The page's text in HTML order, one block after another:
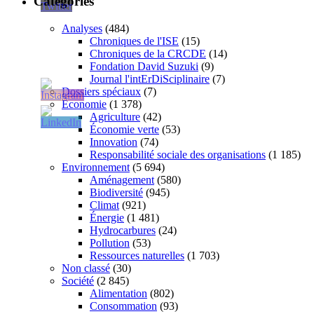
Analyses (484)
Chroniques de l'ISE (15)
Chroniques de la CRCDE (14)
Fondation David Suzuki (9)
Journal l'intErDiSciplinaire (7)
Dossiers spéciaux (7)
Économie (1 378)
Agriculture (42)
Économie verte (53)
Innovation (74)
Responsabilité sociale des organisations (1 185)
Environnement (5 694)
Aménagement (580)
Biodiversité (945)
Climat (921)
Énergie (1 481)
Hydrocarbures (24)
Pollution (53)
Ressources naturelles (1 703)
Non classé (30)
Société (2 845)
Alimentation (802)
Consommation (93)